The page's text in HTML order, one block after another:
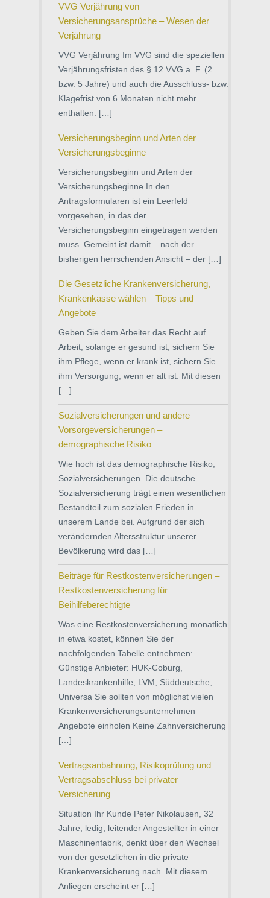
VVG Verjährung von
Versicherungsansprüche – Wesen der
Verjährung
VVG Verjährung Im VVG sind die speziellen
Verjährungsfristen des § 12 VVG a. F. (2
bzw. 5 Jahre) und auch die Ausschluss- bzw.
Klagefrist von 6 Monaten nicht mehr
enthalten. […]
Versicherungsbeginn und Arten der
Versicherungsbeginne
Versicherungsbeginn und Arten der
Versicherungsbeginne In den
Antragsformularen ist ein Leerfeld
vorgesehen, in das der
Versicherungsbeginn eingetragen werden
muss. Gemeint ist damit – nach der
bisherigen herrschenden Ansicht – der […]
Die Gesetzliche Krankenversicherung,
Krankenkasse wählen – Tipps und
Angebote
Geben Sie dem Arbeiter das Recht auf
Arbeit, solange er gesund ist, sichern Sie
ihm Pflege, wenn er krank ist, sichern Sie
ihm Versorgung, wenn er alt ist. Mit diesen
[…]
Sozialversicherungen und andere
Vorsorgeversicherungen –
demographische Risiko
Wie hoch ist das demographische Risiko,
Sozialversicherungen Die deutsche
Sozialversicherung trägt einen wesentlichen
Bestandteil zum sozialen Frieden in
unserem Lande bei. Aufgrund der sich
verändernden Altersstruktur unserer
Bevölkerung wird das […]
Beiträge für Restkostenversicherungen –
Restkostenversicherung für
Beihilfeberechtigte
Was eine Restkostenversicherung monatlich
in etwa kostet, können Sie der
nachfolgenden Tabelle entnehmen:
Günstige Anbieter: HUK-Coburg,
Landeskrankenhilfe, LVM, Süddeutsche,
Universa Sie sollten von möglichst vielen
Krankenversicherungsunternehmen
Angebote einholen Keine Zahnversicherung
[…]
Vertragsanbahnung, Risikoprüfung und
Vertragsabschluss bei privater
Versicherung
Situation Ihr Kunde Peter Nikolausen, 32
Jahre, ledig, leitender Angestellter in einer
Maschinenfabrik, denkt über den Wechsel
von der gesetzlichen in die private
Krankenversicherung nach. Mit diesem
Anliegen erscheint er […]